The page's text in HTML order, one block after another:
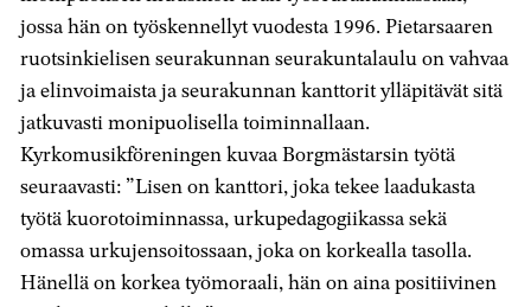
jossa hän on työskennellyt vuodesta 1996. Pietarsaaren
ruotsinkielisen seurakunnan seurakuntalaulu on vahvaa
ja elinvoimaista ja seurakunnan kanttorit ylläpitävät sitä
jatkuvasti monipuolisella toiminnallaan.
Kyrkomusikföreningen kuvaa Borgmästarsin työtä
seuraavasti: ”Lisen on kanttori, joka tekee laadukasta
työtä kuorotoiminnassa, urkupedagogiikassa sekä
omassa urkujensoitossaan, joka on korkealla tasolla.
Hänellä on korkea työmoraali, hän on aina positiivinen